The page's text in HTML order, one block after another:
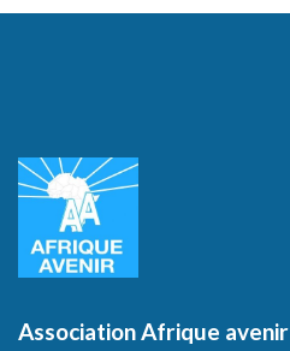
Association Afrique avenir